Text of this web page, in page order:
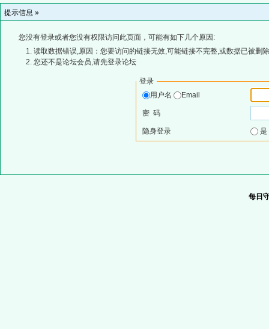
提示信息 »
您没有登录或者您没有权限访问此页面，可能有如下几个原因:
读取数据错误,原因：您要访问的链接无效,可能链接不完整,或数据已被删
您还不是论坛会员,请先登录论坛
登录
用户名
Email
密 码
隐身登录
每日